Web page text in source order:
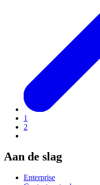
1
2
Aan de slag
Enterprise